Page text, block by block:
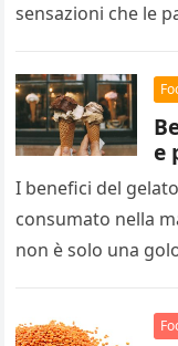
sensazioni che le
e
I benefici del
consumato nella
non è solo una